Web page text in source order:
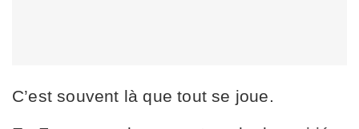
C’est souvent là que tout se joue.